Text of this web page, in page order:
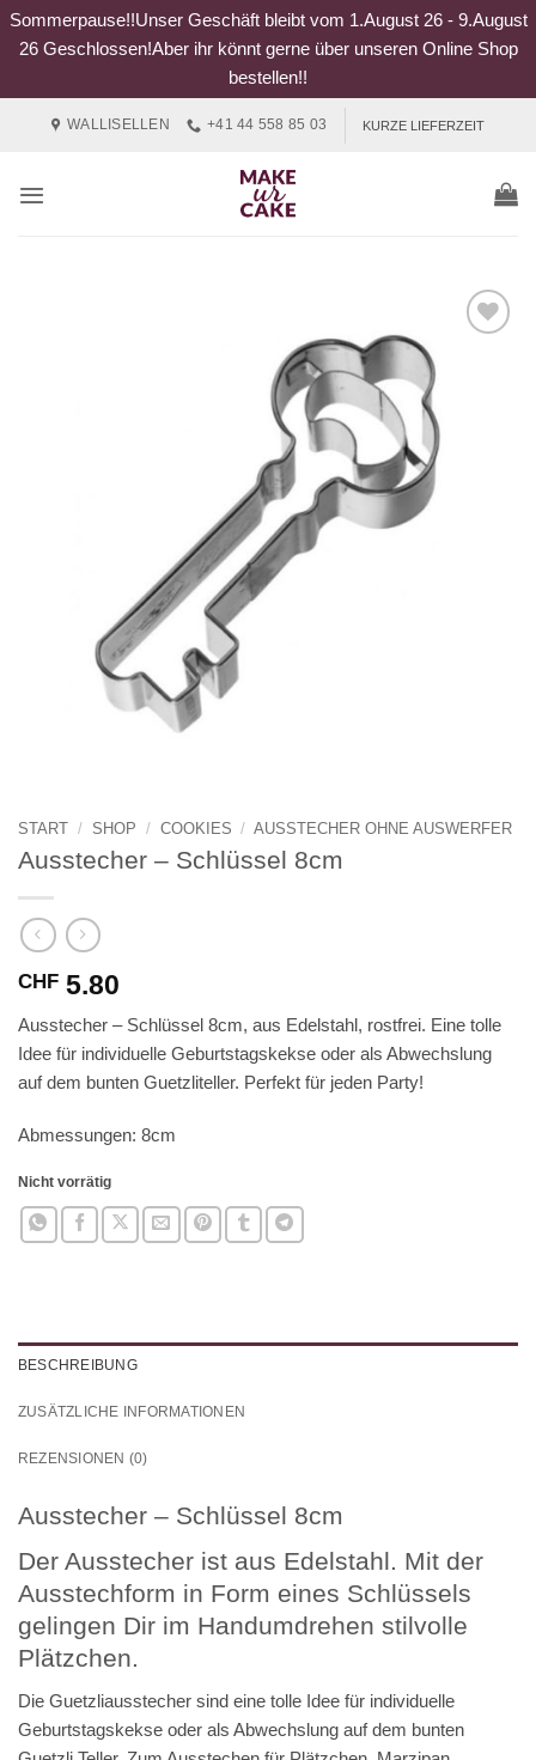
Sommerpause!!Unser Geschäft bleibt vom 1.August 26 - 9.August
26 Geschlossen!Aber ihr könnt gerne über unseren Online Shop
bestellen!!
WALLISELLEN +41 44 558 85 03 KURZE LIEFERZEIT
START / SHOP / COOKIES / AUSSTECHER OHNE AUSWERFER
Ausstecher – Schlüssel 8cm
CHF 5.80
Ausstecher – Schlüssel 8cm, aus Edelstahl, rostfrei. Eine tolle
Idee für individuelle Geburtstagskekse oder als Abwechslung
auf dem bunten Guetzliteller. Perfekt für jeden Party!
Abmessungen: 8cm
Nicht vorrätig
BESCHREIBUNG
ZUSÄTZLICHE INFORMATIONEN
REZENSIONEN (0)
Ausstecher – Schlüssel 8cm
Der Ausstecher ist aus Edelstahl. Mit der
Ausstechform in Form eines Schlüssels
gelingen Dir im Handumdrehen stilvolle
Plätzchen.
Die Guetzliausstecher sind eine tolle Idee für individuelle
Geburtstagskekse oder als Abwechslung auf dem bunten